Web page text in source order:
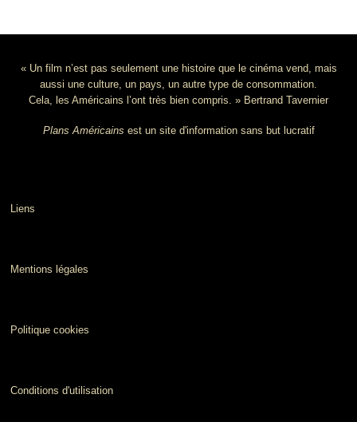
« Un film n’est pas seulement une histoire que le cinéma vend, mais
aussi une culture, un pays, un autre type de consommation.
Cela, les Américains l’ont très bien compris. » Bertrand Tavernier
Plans Américains est un site d'information sans but lucratif
Liens
Mentions légales
Politique cookies
Conditions d'utilisation